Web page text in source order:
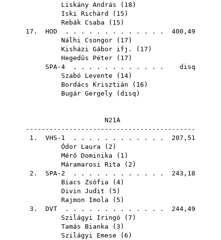
Liskány András ( 18 )
Iski Richárd
( 15 )
Rebák Csaba ( 15 )
17. HOD . . . . . . . . . . . . . 400,49
Nálhi Csongor ( 17 )
Kisházi Gábor ifj.
( 17 )
Hegedűs Péter ( 17 )
SPA-4 . . . . . . . . . . . . disq
Szabó Levente ( 14)
Bordács Krisztián ( 16 )
Bugár Gergely ( disq )
N21A
-------------------------------------------
1. VHS-1 . . . . . . . . . . . . 207,51
Ódor Laura ( 2 )
Mérő Dominika ( 1 )
Máramarosi Rita ( 2 )
2. SPA-2 . . . . . . . . . . . . 243,18
Biacs Zsófia ( 4)
Divin Judit ( 5 )
Rajmon Imola ( 5 )
3. DVT . . . . . . . . . . . . . 244,49
Szilágyi Iringó ( 7 )
Tamás Bianka ( 3 )
Szilágyi Emese ( 6 )